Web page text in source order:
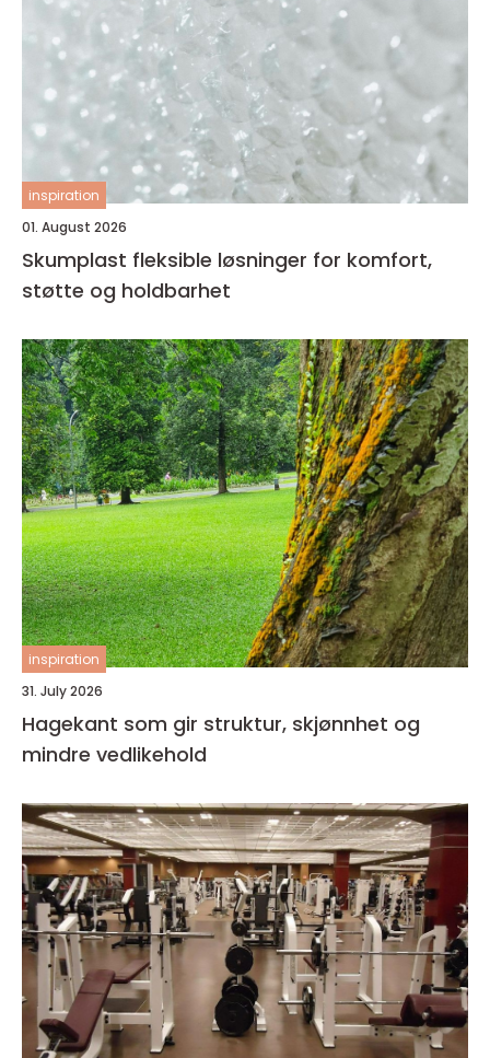
inspiration
01. August 2026
Skumplast fleksible løsninger for komfort,
støtte og holdbarhet
inspiration
31. July 2026
Hagekant som gir struktur, skjønnhet og
mindre vedlikehold